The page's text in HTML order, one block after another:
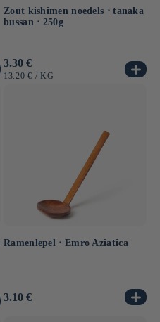
Zout kishimen noedels ⋅ tanaka
bussan ⋅ 250g
Normale
prijs
3.30 €
EENHEIDSPRIJS
13.20 € / PER
KG
Ramenlepel ⋅ Emro Aziatica
Normale
3.10 €